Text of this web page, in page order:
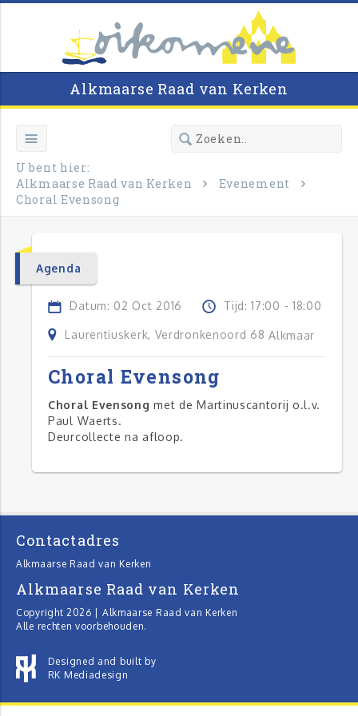
Alkmaarse Raad van Kerken
U bent hier:
Alkmaarse Raad van Kerken
Evenement
Choral Evensong
Agenda
Datum: 02 Oct 2016 Tijd: 17:00 - 18:00
Laurentiuskerk, Verdronkenoord 68 Alkmaar
Choral Evensong
Choral Evensong met de Martinuscantorij o.l.v.
Paul Waerts.
Deurcollecte na afloop.
Contactadres
Alkmaarse Raad van Kerken
Alkmaarse Raad van Kerken
Copyright 2026 | Alkmaarse Raad van Kerken
Alle rechten voorbehouden.
Designed and built by
RK Mediadesign